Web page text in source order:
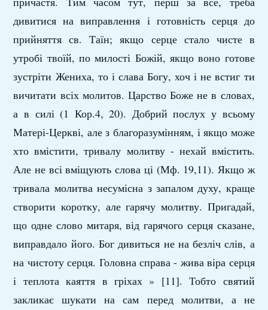
дивитися на виправлення і готовність серця до
прийняття св. Таїн; якщо серце стало чисте в
утробі твоїй, по милості Божій, якщо воно готове
зустріти Жениха, то і слава Богу, хоч і не встиг ти
вичитати всіх молитов. Царство Боже не в словах,
а в силі (1 Кор.4, 20). Добрий послух у всьому
Матері-Церкві, але з благоразумінням, і якщо може
хто вмістити, тривалу молитву - нехай вмістить.
Але не всі вміщують слова ці (Мф. 19,11). Якщо ж
тривала молитва несумісна з запалом духу, краще
створити коротку, але гарячу молитву. Пригадай,
що одне слово митаря, від гарячого серця сказане,
виправдало його. Бог дивиться не на безліч слів, а
на чистоту серця. Головна справа - жива віра серця
і теплота каяття в гріхах » [11]. Тобто святий
закликає шукати на сам перед молитви, а не